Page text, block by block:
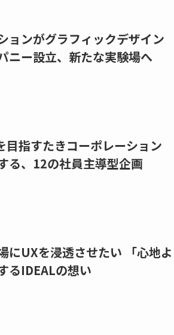
ョンがグラフィックデザイン
ニー設立、新たな実験場へ
目指すたきコーポレーション
る、12の社員主導型企画
にUXを浸透させたい 「心地よ
るIDEALの想い